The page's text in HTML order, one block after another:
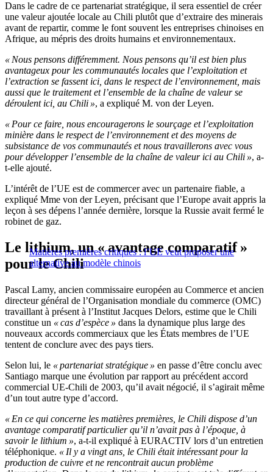
Dans le cadre de ce partenariat stratégique, il sera essentiel de créer
une valeur ajoutée locale au Chili plutôt que d’extraire des minerais
avant de repartir, comme le font souvent les entreprises chinoises en
Afrique, au mépris des droits humains et environnementaux.
« Nous pensons différemment. Nous pensons qu’il est bien plus
avantageux pour les communautés locales que l’exploitation et
l’extraction se fassent ici, dans le respect de l’environnement, mais
aussi que le traitement et l’ensemble de la chaîne de valeur se
déroulent ici, au Chili », a expliqué M. von der Leyen.
« Pour ce faire, nous encouragerons le sourçage et l’exploitation
minière dans le respect de l’environnement et des moyens de
subsistance de vos communautés et nous travaillerons avec vous
pour développer l’ensemble de la chaîne de valeur ici au Chili », a-
t-elle ajouté.
L’intérêt de l’UE est de commercer avec un partenaire fiable, a
expliqué Mme von der Leyen, précisant que l’Europe avait appris la
leçon à ses dépens l’année dernière, lorsque la Russie avait fermé le
robinet de gaz.
Matières premières critiques : l’UE veut proposer une
alternative au modèle chinois
Le lithium, un « avantage comparatif »
pour le Chili
Pascal Lamy, ancien commissaire européen au Commerce et ancien
directeur général de l’Organisation mondiale du commerce (OMC)
travaillant à présent à l’Institut Jacques Delors, estime que le Chili
constitue un « cas d’espèce » dans la dynamique plus large des
nouveaux accords commerciaux que les États membres de l’UE
tentent de conclure avec des pays tiers.
Selon lui, le « partenariat stratégique » en passe d’être conclu avec
Santiago marque une évolution par rapport au précédent accord
commercial UE-Chili de 2003, qu’il avait négocié, il s’agirait même
d’un tout autre type d’accord.
« En ce qui concerne les matières premières, le Chili dispose d’un
avantage comparatif particulier qu’il n’avait pas à l’époque, à
savoir le lithium », a-t-il expliqué à EURACTIV lors d’un entretien
téléphonique. « Il y a vingt ans, le Chili était intéressant pour la
production de cuivre et ne rencontrait aucun problème